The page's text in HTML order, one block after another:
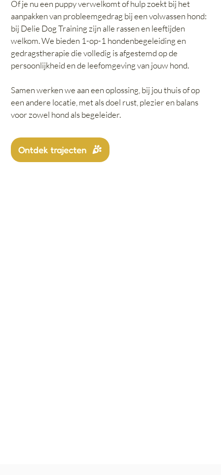
Of je nu een puppy verwelkomt of hulp zoekt bij het
aanpakken van probleemgedrag bij een volwassen hond:
bij Delie Dog Training zijn alle rassen en leeftijden
welkom. We bieden 1-op-1 hondenbegeleiding en
gedragstherapie die volledig is afgestemd op de
persoonlijkheid en de leefomgeving van jouw hond.
Samen werken we aan een oplossing, bij jou thuis of op
een andere locatie, met als doel rust, plezier en balans
voor zowel hond als begeleider.
Ontdek trajecten